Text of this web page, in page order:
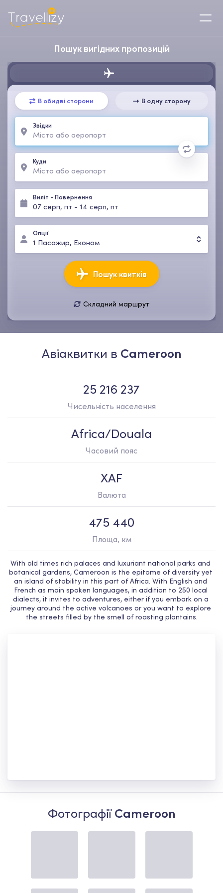
Пошук вигідних пропозицій
В обидві сторони В одну сторону
Звідки
Куди
Виліт - Повернення
07 серп, пт - 14 серп, пт
Опції
1 Пасажир, Економ
Пошук квитків
Складний маршрут
Авіаквитки в Cameroon
25 216 237
Чисельність населення
Africa/Douala
Часовий пояс
XAF
Валюта
475 440
Площа, км
With old times rich palaces and luxuriant national parks and
botanical gardens, Cameroon is the epitome of diversity yet
an island of stability in this part of Africa. With English and
French as main spoken languages, in addition to 250 local
dialects, it invites to adventures, either if you embark on a
journey around the active volcanoes or you want to explore
the streets filled by the smell of roasting plantains.
ФотографіїCameroon